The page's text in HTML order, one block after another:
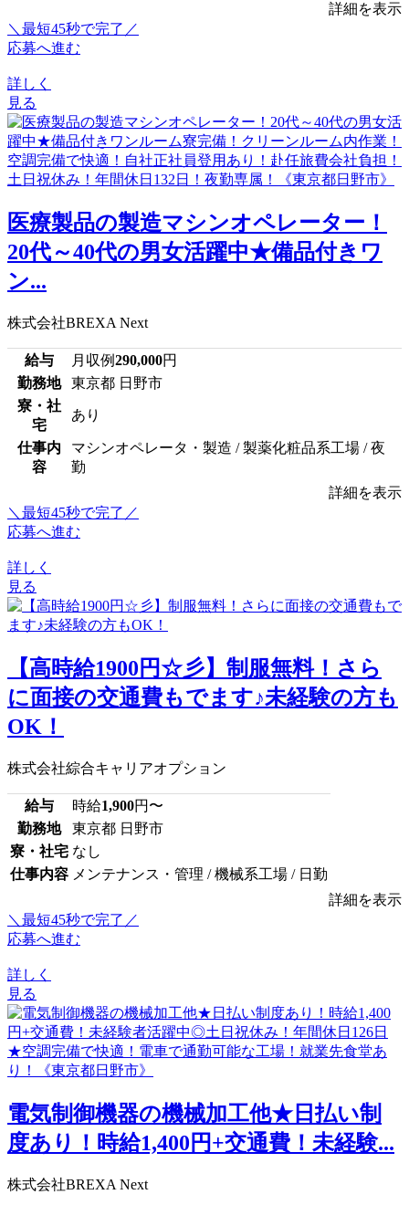
詳細を表示
＼最短45秒で完了／
応募へ進む
詳しく
見る
医療製品の製造マシンオペレーター！
20代～40代の男女活躍中★備品付きワ
ン...
株式会社BREXA Next
給与 月収例290,000円
勤務地
東京都 日野市
寮・社
宅
あり
仕事内
容
マシンオペレータ・製造 / 製薬化粧品系工場 / 夜
勤
詳細を表示
＼最短45秒で完了／
応募へ進む
詳しく
見る
【高時給1900円☆彡】制服無料！さら
に面接の交通費もでます♪未経験の方も
OK！
株式会社綜合キャリアオプション
給与 時給1,900円〜
勤務地
東京都 日野市
寮・社宅 なし
仕事内容 メンテナンス・管理 / 機械系工場 / 日勤
詳細を表示
＼最短45秒で完了／
応募へ進む
詳しく
見る
電気制御機器の機械加工他★日払い制
度あり！時給1,400円+交通費！未経験...
株式会社BREXA Next